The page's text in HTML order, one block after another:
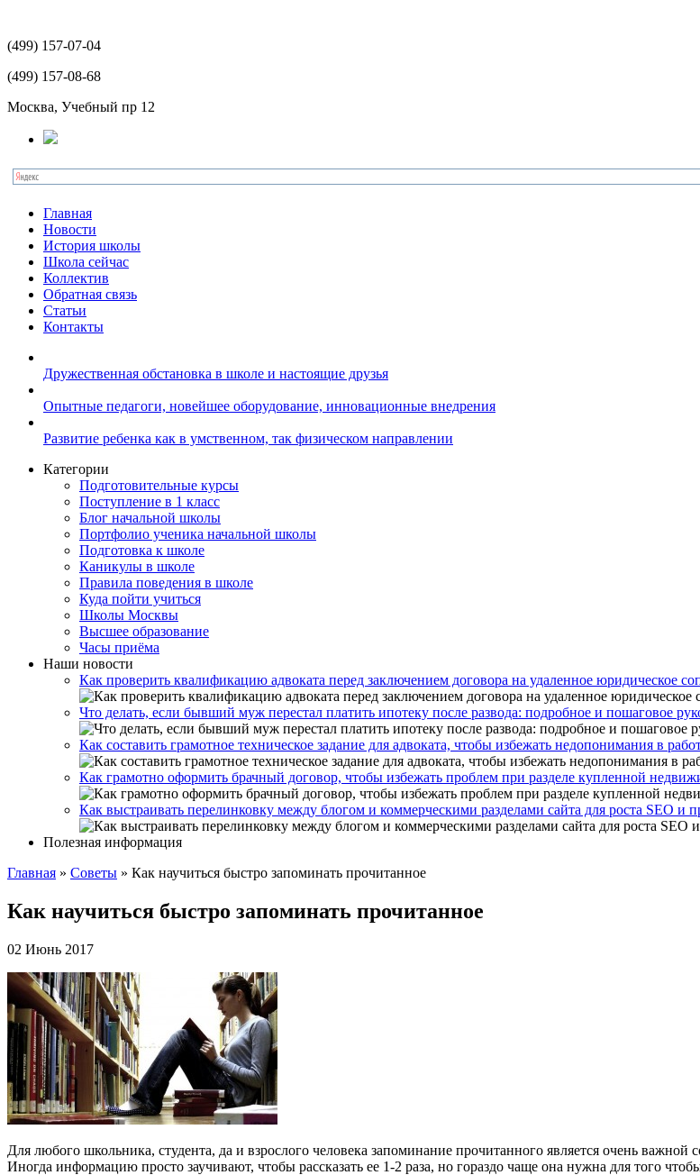
(499) 157-07-04
(499) 157-08-68
Москва, Учебный пр 12
Главная
Новости
История школы
Школа сейчас
Коллектив
Обратная связь
Статьи
Контакты
Дружественная обстановка в школе и настоящие друзья
Опытные педагоги, новейшее оборудование, инновационные внедрения
Развитие ребенка как в умственном, так физическом направлении
Категории
Подготовительные курсы
Поступление в 1 класс
Блог начальной школы
Портфолио ученика начальной школы
Подготовка к школе
Каникулы в школе
Правила поведения в школе
Куда пойти учиться
Школы Москвы
Высшее образование
Часы приёма
Наши новости
Как проверить квалификацию адвоката перед заключением договора на удаленное юридическое
Что делать, если бывший муж перестал платить ипотеку после развода: подробное и пошаговое
Как составить грамотное техническое задание для адвоката, чтобы избежать недопонимания в
Как грамотно оформить брачный договор, чтобы избежать проблем при разделе купленной
Как выстраивать перелинковку между блогом и коммерческими разделами сайта для роста SEO и
Полезная информация
Главная » Советы » Как научиться быстро запоминать прочитанное
Как научиться быстро запоминать прочитанное
02 Июнь 2017
Для любого школьника, студента, да и взрослого человека запоминание прочитанного является очень
Иногда информацию просто заучивают, чтобы рассказать ее 1-2 раза, но гораздо чаще она нужна для того